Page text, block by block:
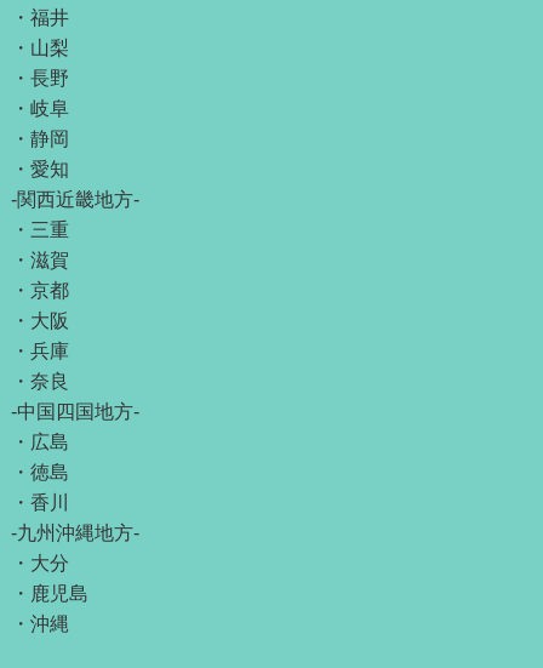
・ 福井
・ 山梨
・ 長野
・ 岐阜
・ 静岡
・ 愛知
-関西近畿地方-
・ 三重
・ 滋賀
・ 京都
・ 大阪
・ 兵庫
・ 奈良
-中国四国地方-
・ 広島
・ 徳島
・ 香川
-九州沖縄地方-
・ 大分
・ 鹿児島
・ 沖縄